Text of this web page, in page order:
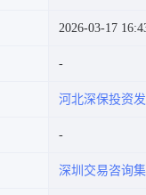
2026-03-17
河北深保投资
深圳交易咨询